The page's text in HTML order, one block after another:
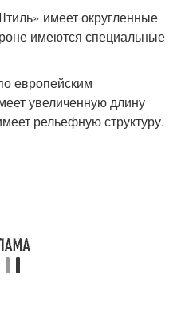
имеет округленные
имеются специальные
европейским
увеличенную длину
рельефную структуру.